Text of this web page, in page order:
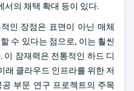
서의 채택 확대 등이 있다.
인 장점은 표면이 아닌 매체
수 있다는 점으로, 이는 훨씬
이 잠재력은 전통적인 하드 디
래 클라우드 인프라를 위한 저
부문 연구 프로젝트의 주목